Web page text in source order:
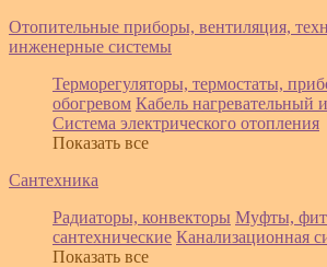
Отопительные приборы, вентиляция,
инженерные системы
Терморегуляторы, термостаты,
обогревом Кабель нагревательный
Система электрического отопления
Показать все
Сантехника
Радиаторы, конвекторы Муфты,
сантехнические Канализационная
Показать все